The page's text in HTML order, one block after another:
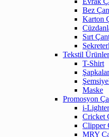
Bez
Karton
Sırt
Tekstil
T-Shirt
Şapkalar
Maske
Promosyon
i-
Cricket
Clipper
MRY